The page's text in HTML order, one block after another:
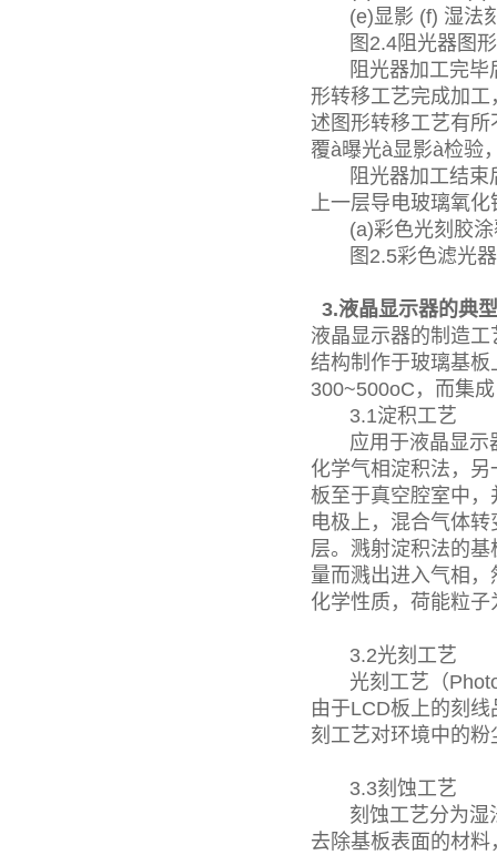
(e)显影 (f) 湿法
图2.4阻光器图形
阻光器加工完毕后
形转移工艺完成加
述图形转移工艺有
覆à曝光à显影à检验
阻光器加工结束后
上一层导电玻璃氧
(a)彩色光刻胶涂
图2.5彩色滤光器
3.液晶显示器的典
液晶显示器的制造
结构制作于玻璃基
300~500oC，而集
3.1淀积工艺
应用于液晶显示器
化学气相淀积法，
板至于真空腔室中
电极上，混合气体
层。溅射淀积法的
量而溅出进入气相
化学性质，荷能粒
3.2光刻工艺
光刻工艺（
由于LCD板上的刻
刻工艺对环境中的
3.3刻蚀工艺
刻蚀工艺分为湿法
去除基板表面的材